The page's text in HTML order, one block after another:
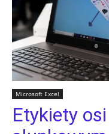
Microsoft Excel
Etykiety